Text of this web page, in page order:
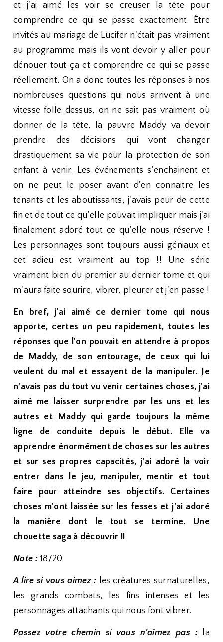
et j'ai aimé les voir se creuser la tête pour
comprendre ce qui se passe exactement. Être
invités au mariage de Lucifer n'était pas vraiment
au programme mais ils vont devoir y aller pour
dénouer tout ça et comprendre ce qui se passe
réellement. On a donc toutes les réponses à nos
nombreuses questions qui nous arrivent à une
vitesse folle dessus, on ne sait pas vraiment où
donner de la tête, la pauvre Maddy va devoir
prendre des décisions qui vont changer
drastiquement sa vie pour la protection de son
enfant à venir. Les événements s'enchainent et
on ne peut le poser avant d'en connaitre les
tenants et les aboutissants, j'avais peur de cette
fin et de tout ce qu'elle pouvait impliquer mais j'ai
finalement adoré tout ce qu'elle nous réserve !
Les personnages sont toujours aussi géniaux et
cet adieu est vraiment au top !! Une série
vraiment bien du premier au dernier tome et qui
m'aura faite sourire, vibrer, pleurer et j'en passe !
En bref, j'ai aimé ce dernier tome qui nous
apporte, certes un peu rapidement, toutes les
réponses que l'on pouvait en attendre à propos
de Maddy, de son entourage, de ceux qui lui
veulent du mal et essayent de la manipuler. Je
n'avais pas du tout vu venir certaines choses, j'ai
aimé me laisser surprendre par les uns et les
autres et Maddy qui garde toujours la même
ligne de conduite depuis le début. Elle va
apprendre énormément de choses sur les autres
et sur ses propres capacités, j'ai adoré la voir
entrer dans le jeu, manipuler, mentir et tout
faire pour atteindre ses objectifs. Certaines
choses m'ont laissée sur les fesses et j'ai adoré
la manière dont le tout se termine. Une
chouette saga à découvrir !!
Note :18/20
A lire si vous aimez : les créatures surnaturelles,
les grands combats, les fins intenses et les
personnages attachants qui nous font vibrer.
Passez votre chemin si vous n'aimez pas :la